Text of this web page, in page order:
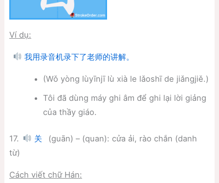
Ví dụ:
我用录音机录下了老师的讲解。
(Wǒ yòng lùyīnjī lù xià le lǎoshī de jiǎngjiě.)
Tôi đã dùng máy ghi âm để ghi lại lời giảng
của thầy giáo.
17. 关
(guān) – (quan): cửa ải, rào chắn (danh
từ)
Cách viết chữ Hán: